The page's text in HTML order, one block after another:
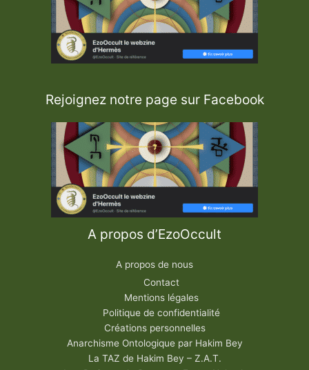
Rejoignez notre page sur Facebook
A propos d’EzoOccult
A propos de nous
Contact
Mentions légales
Politique de confidentialité
Créations personnelles
Anarchisme Ontologique par Hakim Bey
La TAZ de Hakim Bey – Z.A.T.